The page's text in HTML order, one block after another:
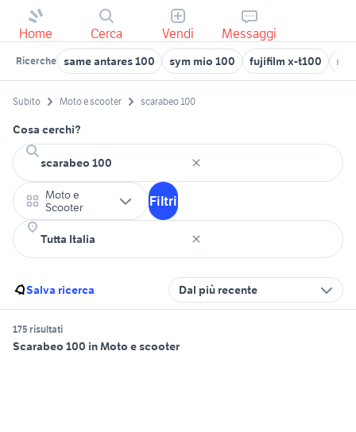
Home Cerca Vendi Messaggi
Ricerche same antares 100 sym mio 100 fujifilm x-t100
Subito Moto e scooter scarabeo 100
Cosa cerchi?
Moto e
Scooter
Filtri
Salva ricerca Dal più recente
175 risultati
Scarabeo 100 in Moto e scooter